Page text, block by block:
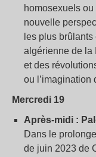
homosexuels
nouvelle
les plus
algérienne de la
et des
ou l’imagination
Mercredi 19
Après-midi :
Dans le
de juin 2023 de